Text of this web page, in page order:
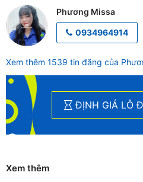
Phương Missa
0934964914
Xem thêm 1539 tin đăng của
ĐỊNH GIÁ LÔ
Xem thêm